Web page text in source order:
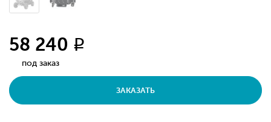
58 240 q
под заказ
ЗАКАЗАТЬ